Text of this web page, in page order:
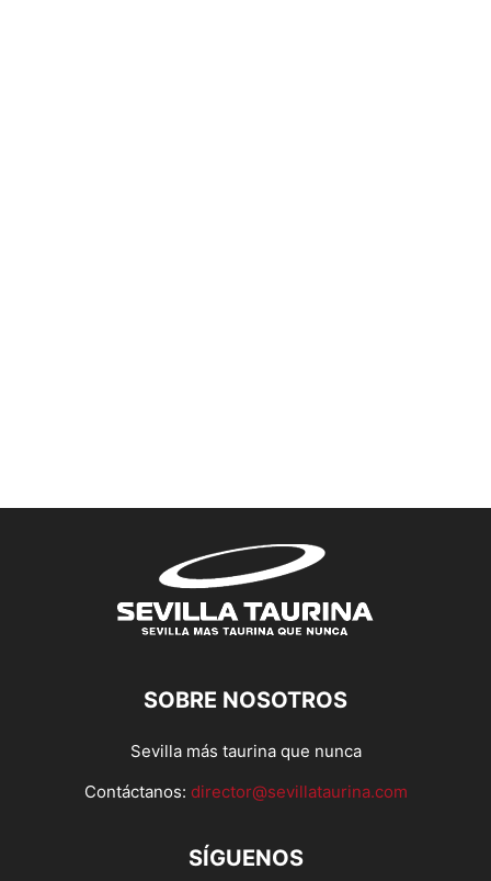
SOBRE NOSOTROS
Sevilla más taurina que nunca
Contáctanos: director@sevillataurina.com
SÍGUENOS